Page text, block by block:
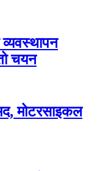
व्यवस्थापन
चयन
मोटरसाइकल